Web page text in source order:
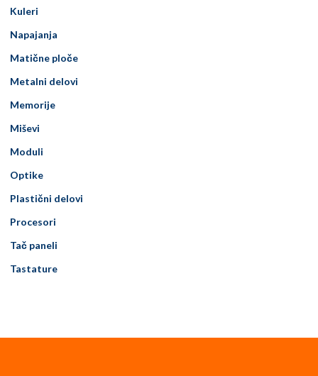
Kuleri
Napajanja
Matične ploče
Metalni delovi
Memorije
Miševi
Moduli
Optike
Plastični delovi
Procesori
Tač paneli
Tastature